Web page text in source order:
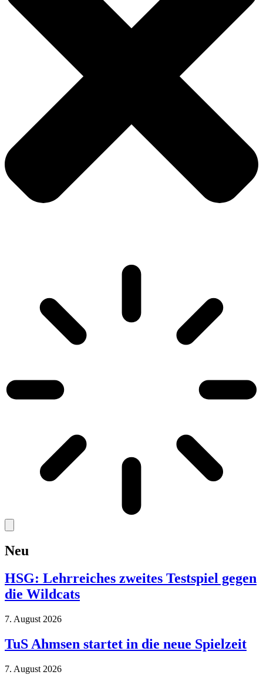
Neu
HSG: Lehrreiches zweites Testspiel gegen
die Wildcats
7. August 2026
TuS Ahmsen startet in die neue Spielzeit
7. August 2026